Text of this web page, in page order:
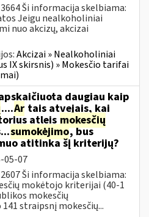
Ši informacija skelbiama:
Jeigu nealkoholiniai
nuo akcizų, akcizai
Akcizai » Nealkoholiniai
IX skirsnis) » Mokesčio tarifai
daugiau kaip
....Ar tais atvejais, kai
atleis mokesčių
sumokėjimo, bus
atitinka šį kriterijų?
05-07
Ši informacija skelbiama:
mokėtojo kriterijai (40-1
mokesčių
straipsnį mokesčių...